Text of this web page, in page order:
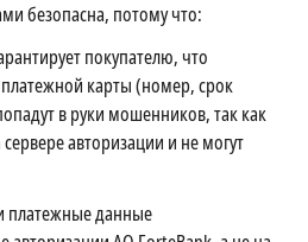
безопасна, потому что:
покупателю, что
карты (номер, срок
в руки мошенников, так как
авторизации и не могут
платежные данные